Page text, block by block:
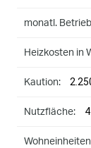
monatl.
Heizkosten in
Kaution:
Nutzfläche: